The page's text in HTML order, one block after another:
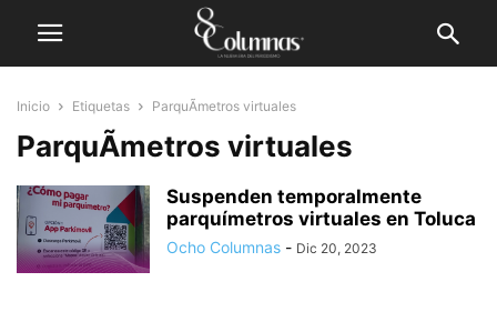
Inicio Etiquetas ParquÃ­metros virtuales
ParquÃ­metros virtuales
Suspenden temporalmente
parquímetros virtuales en Toluca
Ocho Columnas - Dic 20, 2023